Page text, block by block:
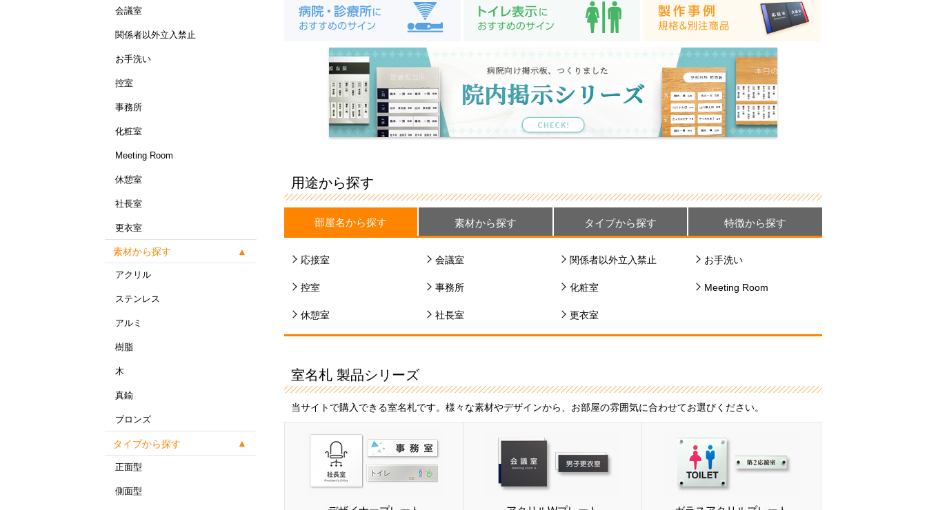
会議室
関係者以外立入禁止
お手洗い
控室
事務所
化粧室
Meeting Room
休憩室
社長室
更衣室
素材から探す
アクリル
ステンレス
アルミ
樹脂
木
真鍮
ブロンズ
タイプから探す
正面型
側面型
用途から探す
部屋名から探す 素材から探す タイプから探す 特徴から探す
応接室 会議室 関係者以外立入禁止 お手洗い
控室 事務所 化粧室 Meeting Room
休憩室 社長室 更衣室
室名札 製品シリーズ
当サイトで購入できる室名札です。様々な素材やデザインから、お部屋の雰囲気に合わせてお選びください。